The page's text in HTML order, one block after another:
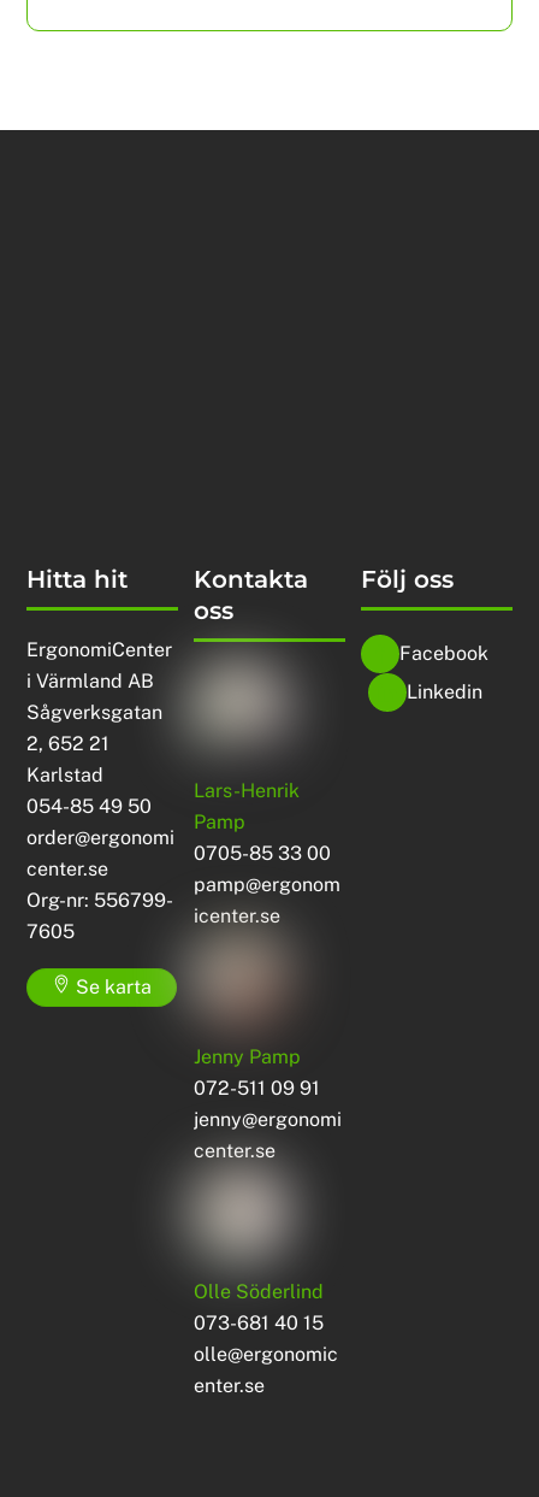
Hitta hit
ErgonomiCenter
i Värmland AB
Sågverksgatan
2, 652 21
Karlstad
054-85 49 50
order@ergonomi
center.se
Org-nr: 556799-
7605
Se karta
Kontakta
oss
Lars-Henrik
Pamp
0705-85 33 00
pamp@ergonom
icenter.se
Jenny Pamp
072-511 09 91
jenny@ergonomi
center.se
Olle Söderlind
073-681 40 15
olle@ergonomic
enter.se
Följ oss
Facebook
Linkedin